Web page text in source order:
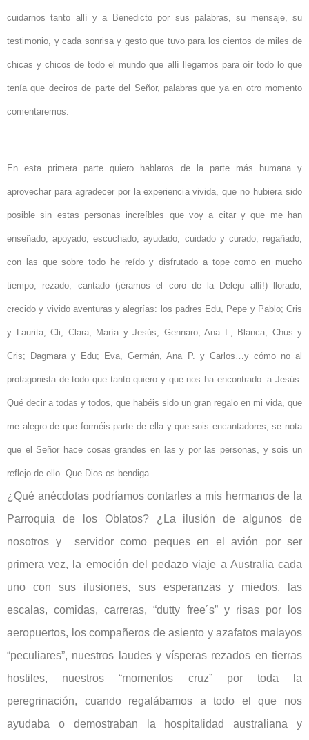
cuidarnos tanto allí y a Benedicto por sus palabras, su mensaje, su
testimonio, y cada sonrisa y gesto que tuvo para los cientos de miles de
chicas y chicos de todo el mundo que allí llegamos para oír todo lo que
tenía que deciros de parte del Señor, palabras que ya en otro momento
comentaremos.
En esta primera parte quiero hablaros de la parte más humana y
aprovechar para agradecer por la experiencia vivida, que no hubiera sido
posible sin estas personas increíbles que voy a citar y que me han
enseñado, apoyado, escuchado, ayudado, cuidado y curado, regañado,
con las que sobre todo he reído y disfrutado a tope como en mucho
tiempo, rezado, cantado (¡éramos el coro de la Deleju allí!) llorado,
crecido y vivido aventuras y alegrías: los padres Edu, Pepe y Pablo; Cris
y Laurita; Cli, Clara, María y Jesús; Gennaro, Ana I., Blanca, Chus y
Cris; Dagmara y Edu; Eva, Germán, Ana P. y Carlos…y cómo no al
protagonista de todo que tanto quiero y que nos ha encontrado: a Jesús.
Qué decir a todas y todos, que habéis sido un gran regalo en mi vida, que
me alegro de que forméis parte de ella y que sois encantadores, se nota
que el Señor hace cosas grandes en las y por las personas, y sois un
reflejo de ello. Que Dios os bendiga.
¿Qué anécdotas podríamos contarles a mis hermanos de la
Parroquia de los Oblatos? ¿La ilusión de algunos de
nosotros y servidor como peques en el avión por ser
primera vez, la emoción del pedazo viaje a Australia cada
uno con sus ilusiones, sus esperanzas y miedos, las
escalas, comidas, carreras, “dutty free´s” y risas por los
aeropuertos, los compañeros de asiento y azafatos malayos
“peculiares”, nuestros laudes y vísperas rezados en tierras
hostiles, nuestros “momentos cruz” por toda la
peregrinación, cuando regalábamos a todo el que nos
ayudaba o demostraban la hospitalidad australiana y